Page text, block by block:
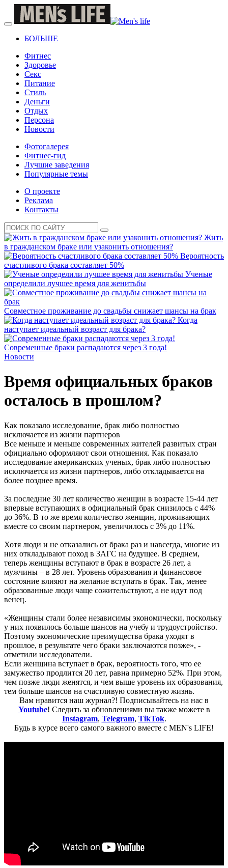
БОЛЬШЕ
Фитнес
Здоровье
Секс
Питание
Стиль
Деньги
Отдых
Персона
Новости
Фотогалерея
Фитнес-гид
Лучшие заведения
Популярные темы
О проекте
Реклама
Контакты
Жить
в гражданском браке или узаконить отношения?
Вероятность
счастливого брака составляет 50%
Ученые
определили лучшее время для женитьбы
Совместное проживание до свадьбы снижает шансы на брак
Когда
наступает идеальный возраст для брака?
Современные браки распадаются через 3 года!
Новости
Время официальных браков
осталось в прошлом?
Как показало исследование, брак либо полностью
исключается из жизни партнеров
Все меньше и меньше современных жителей развитых стран
официально оформляют свои отношения. Как показало
исследование американских ученых, брак либо полностью
исключается из жизни партнеров, либо откладывается на
более позднее время.
За последние 30 лет количество женщин в возрасте 15-44 лет
впервые вступающих в официальный брак снизилось с 44%
до 36%. В то же время количество женщин, проживающих
вместе со своим партнером, увеличилось с 3% до 11%.
Хотя люди и не отказались от брака раз и навсегда, многие из
них откладывают поход в ЗАГС на будущее. В среднем,
теперь женщины вступают в брак в возрасте 26 лет, а
мужчины – в 28 лет. Уровень образования и финансовое
состояние влияют на желание вступать в брак. Так, менее
образованные люди чаще сожительствуют, а не идут под
венец.
«Женщины стали более независимы экономически, поскольку
у них появилось больше шансов на учебу и трудоустройство.
Поэтому экономические преимущества брака уходят в
прошлое, в результате чего браки заключаются позже», -
отметили исследователи.
Если женщина вступает в брак, вероятность того, что ее
замужество продлится 20 лет, равна примерно 52%. При этом,
чем позже люди женятся, и чем выше уровень их образования,
тем больше шансов на счастливую совместную жизнь.
Вам нравится наш журнал?! Подписывайтесь на нас в
Youtube! Следить за обновлениями вы также можете в
Instagram, Telegram, TikTok.
Будь в курсе всего самого важного вместе с MEN's LIFE!